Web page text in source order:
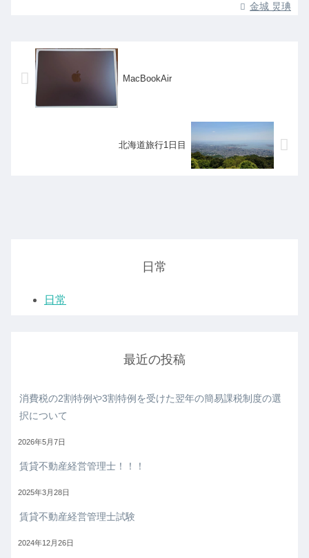
金城 炅琠
MacBookAir
北海道旅行1日目
日常
日常
最近の投稿
消費税の2割特例や3割特例を受けた翌年の簡易課税制度の選
択について
2026年5月7日
賃貸不動産経営管理士！！！
2025年3月28日
賃貸不動産経営管理士試験
2024年12月26日